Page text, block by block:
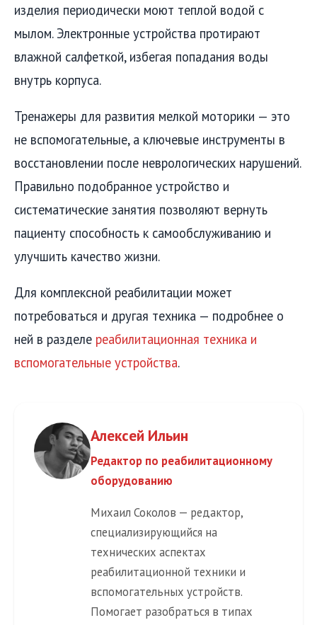
изделия периодически моют теплой водой с
мылом. Электронные устройства протирают
влажной салфеткой, избегая попадания воды
внутрь корпуса.
Тренажеры для развития мелкой моторики — это
не вспомогательные, а ключевые инструменты в
восстановлении после неврологических нарушений.
Правильно подобранное устройство и
систематические занятия позволяют вернуть
пациенту способность к самообслуживанию и
улучшить качество жизни.
Для комплексной реабилитации может
потребоваться и другая техника — подробнее о
ней в разделе реабилитационная техника и
вспомогательные устройства.
Алексей Ильин
Редактор по реабилитационному
оборудованию
Михаил Соколов — редактор,
специализирующийся на
технических аспектах
реабилитационной техники и
вспомогательных устройств.
Помогает разобраться в типах